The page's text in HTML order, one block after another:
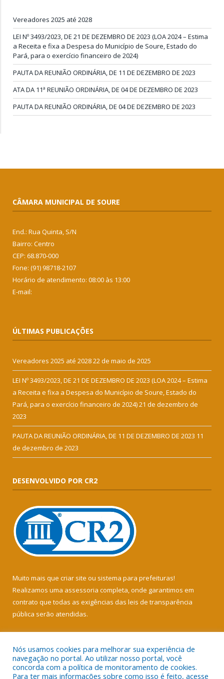
Vereadores 2025 até 2028
LEI Nº 3493/2023, DE 21 DE DEZEMBRO DE 2023 (LOA 2024 – Estima
a Receita e fixa a Despesa do Município de Soure, Estado do
Pará, para o exercício financeiro de 2024)
PAUTA DA REUNIÃO ORDINÁRIA, DE 11 DE DEZEMBRO DE 2023
ATA DA 11ª REUNIÃO ORDINÁRIA, DE 04 DE DEZEMBRO DE 2023
PAUTA DA REUNIÃO ORDINÁRIA, DE 04 DE DEZEMBRO DE 2023
CÂMARA MUNICIPAL DE SOURE
End.: Rua Quinta, S/N
Bairro: Centro
CEP: 68.870-000
Fone: (91) 98718-2107
Horário de atendimento: 08:00 às 13:00
E-mail:
ÚLTIMAS PUBLICAÇÕES
Vereadores 2025 até 202822 de maio de 2025
LEI Nº 3493/2023, DE 21 DE DEZEMBRO DE 2023 (LOA 2024 – Estima
a Receita e fixa a Despesa do Município de Soure, Estado do
Pará, para o exercício financeiro de 2024)21 de dezembro de
2023
PAUTA DA REUNIÃO ORDINÁRIA, DE 11 DE DEZEMBRO DE 2023 11
de dezembro de 2023
DESENVOLVIDO POR CR2
Muito mais que criar site ou sistema para prefeituras!
Realizamos uma assessoria completa, onde garantimos em
contrato que todas as exigências das leis de transparência
pública serão atendidas.
Nós usamos cookies para melhorar sua experiência de
navegação no portal. Ao utilizar nosso portal, você
concorda com a política de monitoramento de cookies.
Para ter mais informações sobre como isso é feito, acesse